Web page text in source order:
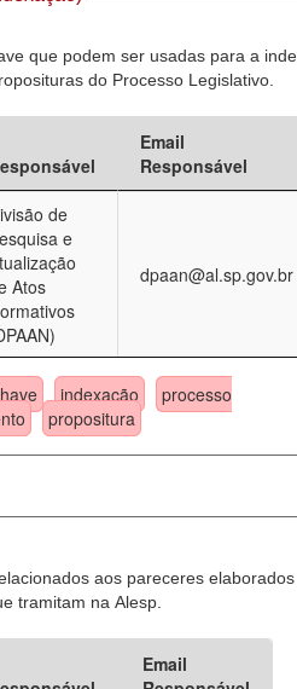
que podem ser usadas para a
do Processo Legislativo.
Email
Responsável
de
e
Atos
dpaan@al.sp.gov.br
indexação
processo
propositura
aos pareceres elaborados
tramitam na Alesp.
Email